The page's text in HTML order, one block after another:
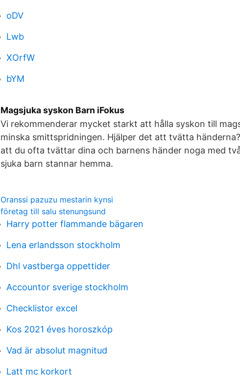
oDV
Lwb
XOrfW
bYM
Magsjuka syskon Barn iFokus
Vi rekommenderar mycket starkt att hålla syskon till
minska smittspridningen. Hjälper det att tvätta
att du ofta tvättar dina och barnens händer noga med
sjuka barn stannar hemma.
Oranssi pazuzu mestarin kynsi
företag till salu stenungsund
Harry potter flammande bägaren
Lena erlandsson stockholm
Dhl vastberga oppettider
Accountor sverige stockholm
Checklistor excel
Kos 2021 éves horoszkóp
Vad är absolut magnitud
Latt mc korkort